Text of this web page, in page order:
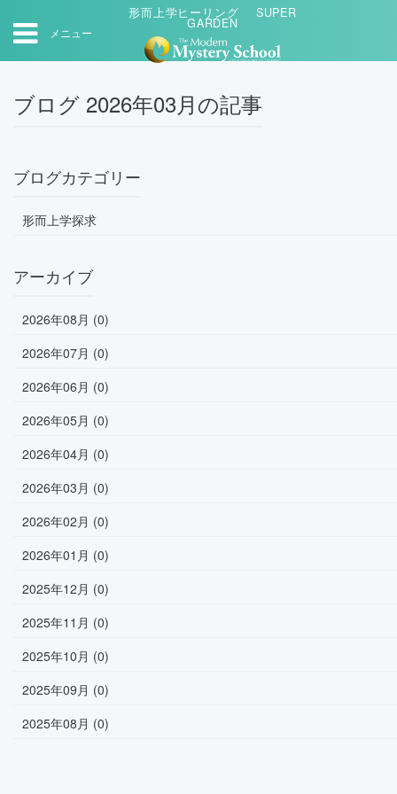
メニュー
形而上学ヒーリング SUPER
GARDEN
ブログ 2026年03月の記事
ブログカテゴリー
形而上学探求
アーカイブ
2026年08月 (0)
2026年07月 (0)
2026年06月 (0)
2026年05月 (0)
2026年04月 (0)
2026年03月 (0)
2026年02月 (0)
2026年01月 (0)
2025年12月 (0)
2025年11月 (0)
2025年10月 (0)
2025年09月 (0)
2025年08月 (0)